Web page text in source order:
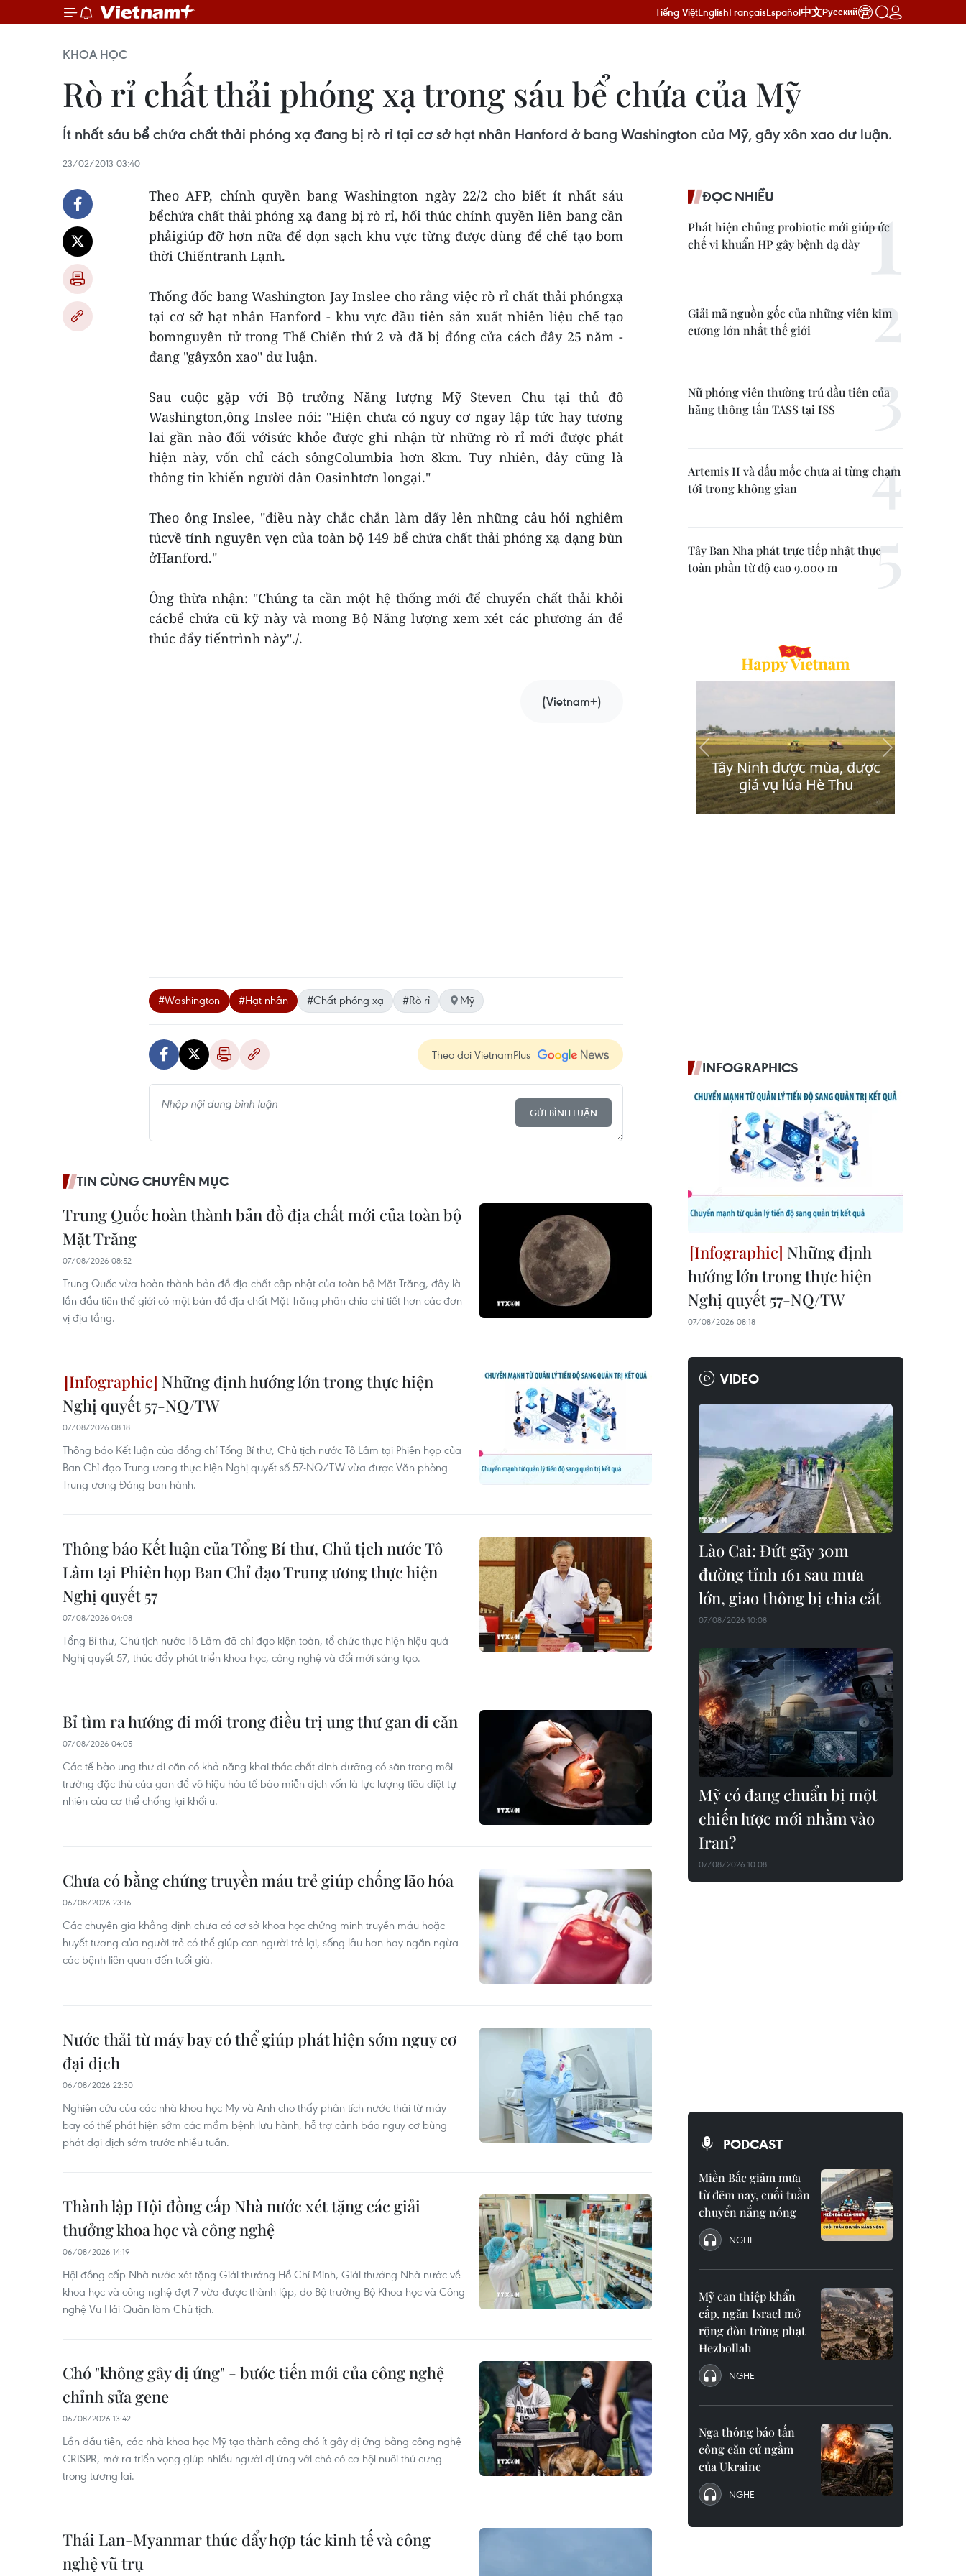
Tiếng ViệtEnglishFrançaisEspañol中文Русский
KHOA HỌC
Rò rỉ chất thải phóng xạ trong sáu bể chứa của Mỹ
Ít nhất sáu bể chứa chất thải phóng xạ đang bị rò rỉ tại cơ sở hạt nhân Hanford ở bang Washington của Mỹ, gây xôn xao dư luận.
23/02/2013 03:40
Theo AFP, chính quyền bang Washington ngày 22/2 cho biết ít nhất sáu
bểchứa chất thải phóng xạ đang bị rò rỉ, hối thúc chính quyền liên bang cần
phảigiúp đỡ hơn nữa để dọn sạch khu vực từng được dùng để chế tạo bom
thời Chiếntranh Lạnh.
Thống đốc bang Washington Jay Inslee cho rằng việc rò rỉ chất thải phóngxạ
tại cơ sở hạt nhân Hanford - khu vực đầu tiên sản xuất nhiên liệu chế tạo
bomnguyên tử trong Thế Chiến thứ 2 và đã bị đóng cửa cách đây 25 năm -
đang "gâyxôn xao" dư luận.
Sau cuộc gặp với Bộ trưởng Năng lượng Mỹ Steven Chu tại thủ đô
Washington,ông Inslee nói: "Hiện chưa có nguy cơ ngay lập tức hay tương
lai gần nào đối vớisức khỏe được ghi nhận từ những rò rỉ mới được phát
hiện này, vốn chỉ cách sôngColumbia hơn 8km. Tuy nhiên, đây cũng là
thông tin khiến người dân Oasinhtơn longại."
Theo ông Inslee, "điều này chắc chắn làm dấy lên những câu hỏi nghiêm
túcvề tính nguyên vẹn của toàn bộ 149 bể chứa chất thải phóng xạ dạng bùn
ởHanford."
Ông thừa nhận: "Chúng ta cần một hệ thống mới để chuyển chất thải khỏi
cácbể chứa cũ kỹ này và mong Bộ Năng lượng xem xét các phương án để
thúc đẩy tiếntrình này"./.
(Vietnam+)
#Washington #Hạt nhân #Chất phóng xạ #Rò rỉ Mỹ
Theo dõi VietnamPlus
GỬI BÌNH LUẬN
TIN CÙNG CHUYÊN MỤC
Trung Quốc hoàn thành bản đồ địa chất mới của toàn bộ
Mặt Trăng
07/08/2026 08:52
Trung Quốc vừa hoàn thành bản đồ địa chất cập nhật của toàn bộ Mặt Trăng, đây là
lần đầu tiên thế giới có một bản đồ địa chất Mặt Trăng phân chia chi tiết hơn các đơn
vị địa tầng.
Những định hướng lớn trong thực hiện
Nghị quyết 57-NQ/TW
07/08/2026 08:18
Thông báo Kết luận của đồng chí Tổng Bí thư, Chủ tịch nước Tô Lâm tại Phiên họp của
Ban Chỉ đạo Trung ương thực hiện Nghị quyết số 57-NQ/TW vừa được Văn phòng
Trung ương Đảng ban hành.
Thông báo Kết luận của Tổng Bí thư, Chủ tịch nước Tô
Lâm tại Phiên họp Ban Chỉ đạo Trung ương thực hiện
Nghị quyết 57
07/08/2026 04:08
Tổng Bí thư, Chủ tịch nước Tô Lâm đã chỉ đạo kiện toàn, tổ chức thực hiện hiệu quả
Nghị quyết 57, thúc đẩy phát triển khoa học, công nghệ và đổi mới sáng tạo.
Bỉ tìm ra hướng đi mới trong điều trị ung thư gan di căn
07/08/2026 04:05
Các tế bào ung thư di căn có khả năng khai thác chất dinh dưỡng có sẵn trong môi
trường đặc thù của gan để vô hiệu hóa tế bào miễn dịch vốn là lực lượng tiêu diệt tự
nhiên của cơ thể chống lại khối u.
Chưa có bằng chứng truyền máu trẻ giúp chống lão hóa
06/08/2026 23:16
Các chuyên gia khẳng định chưa có cơ sở khoa học chứng minh truyền máu hoặc
huyết tương của người trẻ có thể giúp con người trẻ lại, sống lâu hơn hay ngăn ngừa
các bệnh liên quan đến tuổi già.
Nước thải từ máy bay có thể giúp phát hiện sớm nguy cơ
đại dịch
06/08/2026 22:30
Nghiên cứu của các nhà khoa học Mỹ và Anh cho thấy phân tích nước thải từ máy
bay có thể phát hiện sớm các mầm bệnh lưu hành, hỗ trợ cảnh báo nguy cơ bùng
phát đại dịch sớm trước nhiều tuần.
Thành lập Hội đồng cấp Nhà nước xét tặng các giải
thưởng khoa học và công nghệ
06/08/2026 14:19
Hội đồng cấp Nhà nước xét tặng Giải thưởng Hồ Chí Minh, Giải thưởng Nhà nước về
khoa học và công nghệ đợt 7 vừa được thành lập, do Bộ trưởng Bộ Khoa học và Công
nghệ Vũ Hải Quân làm Chủ tịch.
Chó "không gây dị ứng" - bước tiến mới của công nghệ
chỉnh sửa gene
06/08/2026 13:42
Lần đầu tiên, các nhà khoa học Mỹ tạo thành công chó ít gây dị ứng bằng công nghệ
CRISPR, mở ra triển vọng giúp nhiều người dị ứng với chó có cơ hội nuôi thú cưng
trong tương lai.
Thái Lan-Myanmar thúc đẩy hợp tác kinh tế và công
nghệ vũ trụ
ĐỌC NHIỀU
Phát hiện chủng probiotic mới giúp ức
chế vi khuẩn HP gây bệnh dạ dày
Giải mã nguồn gốc của những viên kim
cương lớn nhất thế giới
Nữ phóng viên thường trú đầu tiên của
hãng thông tấn TASS tại ISS
Artemis II và dấu mốc chưa ai từng chạm
tới trong không gian
Tây Ban Nha phát trực tiếp nhật thực
toàn phần từ độ cao 9.000 m
INFOGRAPHICS
Những định
hướng lớn trong thực hiện
Nghị quyết 57-NQ/TW
07/08/2026 08:18
VIDEO
Lào Cai: Đứt gãy 30m
đường tỉnh 161 sau mưa
lớn, giao thông bị chia cắt
07/08/2026 10:08
Mỹ có đang chuẩn bị một
chiến lược mới nhằm vào
Iran?
07/08/2026 10:08
PODCAST
Miền Bắc giảm mưa
từ đêm nay, cuối tuần
chuyển nắng nóng
NGHE
Mỹ can thiệp khẩn
cấp, ngăn Israel mở
rộng đòn trừng phạt
Hezbollah
NGHE
Nga thông báo tấn
công căn cứ ngầm
của Ukraine
NGHE